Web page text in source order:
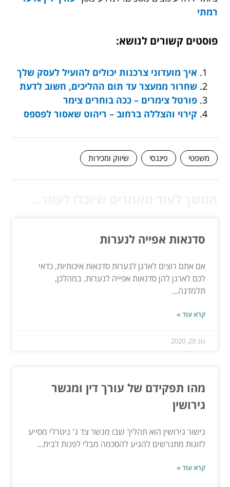
רמתי
פוסטים קשורים לנושא:
איך מועדוני צרכנות יכולים להועיל לעסק שלך
שחרור ממעצר עד תום ההליכים, חשוב לדעת
פורטל צימרים – ככה בוחרים צימר
קירוי והצללה ברחוב – ריהוט שאסור לפספס
משפטי פיננסי שיווק ומכירות
סדנאות אפייה לנערות
אם אתם רוצים לארגן לנערות סדנאות איכותיות, כדאי
לכם לארגן להן סדנאות אפייה לנערות. במהלכן,
תלמדנה...
קרא עוד »
נוב 29, 2020
מהו תפקידם של עורך דין ומגשר
גירושין
גישור גירושין הוא תהליך שבו מגשר צד ג' ניטרלי מסייע
לזוגות מתגרשים להגיע להסכמה מבלי לפנות לבית...
קרא עוד »